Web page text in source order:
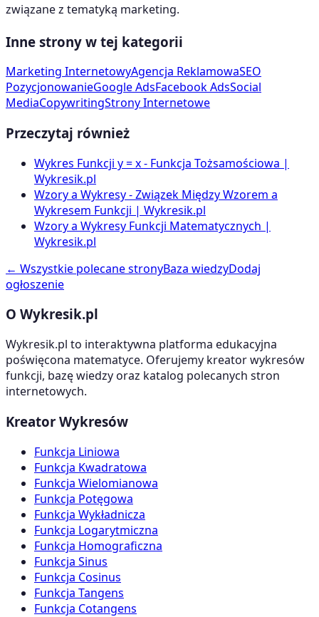
związane z tematyką marketing.
Inne strony w tej kategorii
Marketing InternetowyAgencja ReklamowaSEO
PozycjonowanieGoogle AdsFacebook AdsSocial
MediaCopywritingStrony Internetowe
Przeczytaj również
Wykres Funkcji y = x - Funkcja Tożsamościowa |
Wykresik.pl
Wzory a Wykresy - Związek Między Wzorem a
Wykresem Funkcji | Wykresik.pl
Wzory a Wykresy Funkcji Matematycznych |
Wykresik.pl
← Wszystkie polecane stronyBaza wiedzyDodaj
ogłoszenie
O Wykresik.pl
Wykresik.pl to interaktywna platforma edukacyjna
poświęcona matematyce. Oferujemy kreator wykresów
funkcji, bazę wiedzy oraz katalog polecanych stron
internetowych.
Kreator Wykresów
Funkcja Liniowa
Funkcja Kwadratowa
Funkcja Wielomianowa
Funkcja Potęgowa
Funkcja Wykładnicza
Funkcja Logarytmiczna
Funkcja Homograficzna
Funkcja Sinus
Funkcja Cosinus
Funkcja Tangens
Funkcja Cotangens